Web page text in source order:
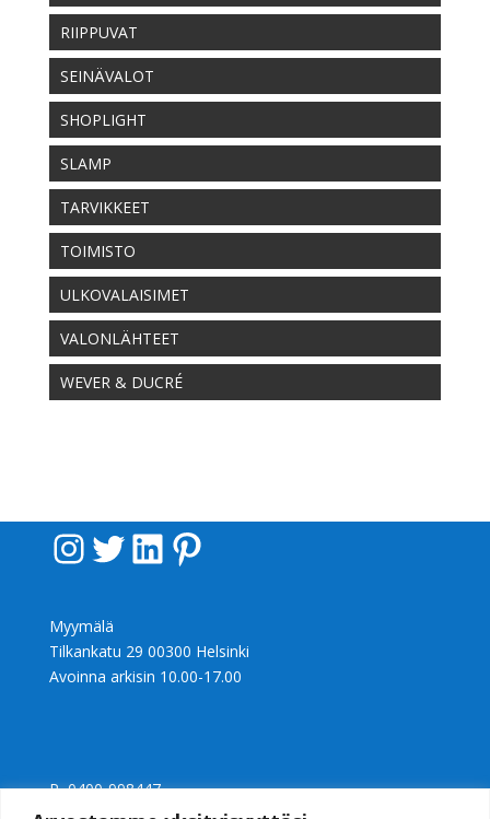
RIIPPUVAT
SEINÄVALOT
SHOPLIGHT
SLAMP
TARVIKKEET
TOIMISTO
ULKOVALAISIMET
VALONLÄHTEET
WEVER & DUCRÉ
InstagramTwitter LinkedIn Pinterest
Myymälä
Tilkankatu 29 00300 Helsinki
Avoinna arkisin 10.00-17.00
P 0400-998447
Ly 2397240-0